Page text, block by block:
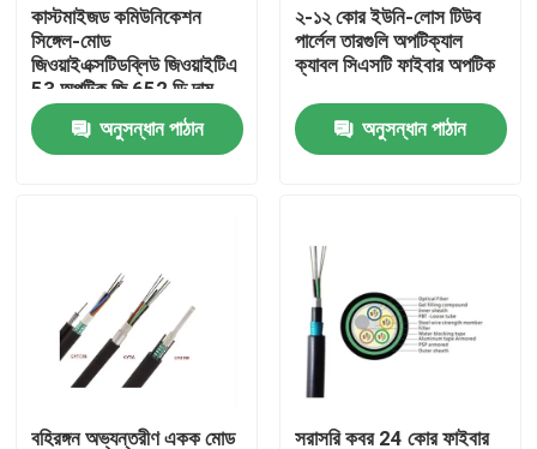
মান নিয়ন্ত্রণ
যোগাযোগ করুন
বহিরঙ্গন ফাইবার অপটিক কেবল
ইন্ডোর ফাইবার অপটিক কেবল
ফাইবার অপটিক তারের
কাস্টমাইজড কমিউনিকেশন
সিঙ্গেল-মোড
জিওয়াইএক্সটিডব্লিউ জিওয়াইটিএ
53 অপটিক জি 652 ডি দাম
জিওয়াইএক্সটিসি 8 এস
জিওয়াইএক্সটিআই এএসইউ
ফাইবার ক্যাবল
অনুসন্ধান পাঠান
২-১২ কোর ইউনি-লোস টিউব
পার্লেল তারগুলি অপটিক্যাল
ক্যাবল সিএসটি ফাইবার অপটিক
অনুসন্ধান পাঠান
বহিরঙ্গন অভ্যন্তরীণ একক মোড সরাসরি কবর 24 কোর ফাইবার